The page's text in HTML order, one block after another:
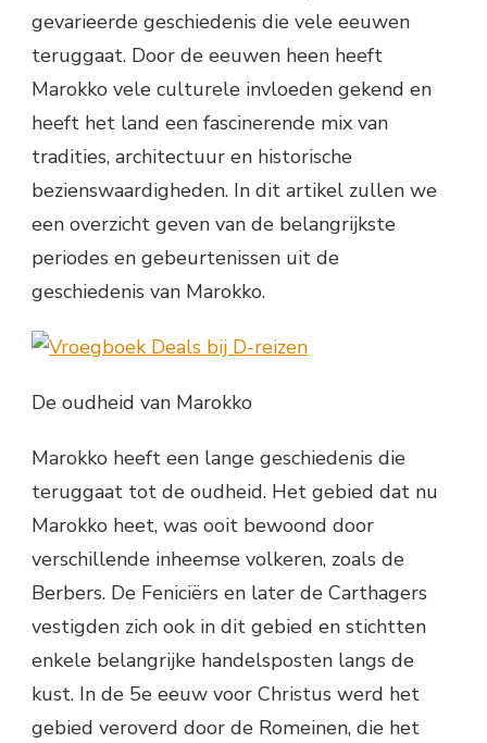
gevarieerde geschiedenis die vele eeuwen
teruggaat. Door de eeuwen heen heeft
Marokko vele culturele invloeden gekend en
heeft het land een fascinerende mix van
tradities, architectuur en historische
bezienswaardigheden. In dit artikel zullen we
een overzicht geven van de belangrijkste
periodes en gebeurtenissen uit de
geschiedenis van Marokko.
De oudheid van Marokko
Marokko heeft een lange geschiedenis die
teruggaat tot de oudheid. Het gebied dat nu
Marokko heet, was ooit bewoond door
verschillende inheemse volkeren, zoals de
Berbers. De Feniciërs en later de Carthagers
vestigden zich ook in dit gebied en stichtten
enkele belangrijke handelsposten langs de
kust. In de 5e eeuw voor Christus werd het
gebied veroverd door de Romeinen, die het